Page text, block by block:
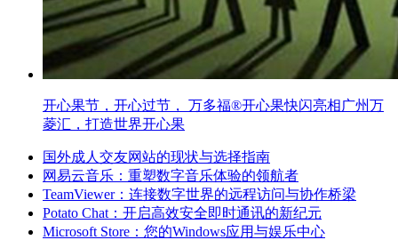
开心果节，开心过节， 万多福®开心果快闪亮相广州万
菱汇，打造世界开心果
国外成人交友网站的现状与选择指南
网易云音乐：重塑数字音乐体验的领航者
TeamViewer：连接数字世界的远程访问与协作桥梁
Potato Chat：开启高效安全即时通讯的新纪元
Microsoft Store：您的Windows应用与娱乐中心